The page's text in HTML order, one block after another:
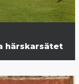
härskarsätet